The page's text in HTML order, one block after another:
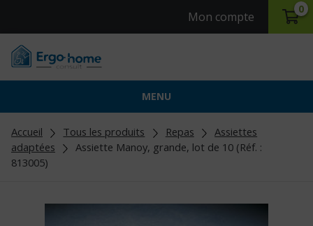
Mon compte
0
MENU
Accueil Tous les produits Repas
Assiettes
adaptées
Assiette Manoy, grande, lot de 10 (Réf. :
813005)